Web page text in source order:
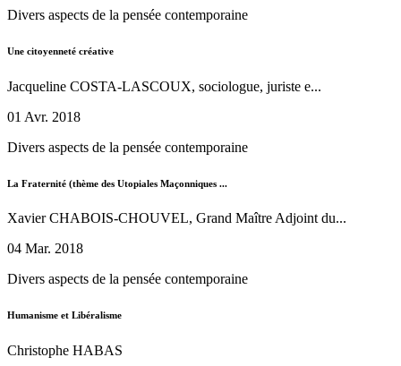
Divers aspects de la pensée contemporaine
Une citoyenneté créative
Jacqueline COSTA-LASCOUX, sociologue, juriste e...
01 Avr. 2018
Divers aspects de la pensée contemporaine
La Fraternité (thème des Utopiales Maçonniques ...
Xavier CHABOIS-CHOUVEL, Grand Maître Adjoint du...
04 Mar. 2018
Divers aspects de la pensée contemporaine
Humanisme et Libéralisme
Christophe HABAS